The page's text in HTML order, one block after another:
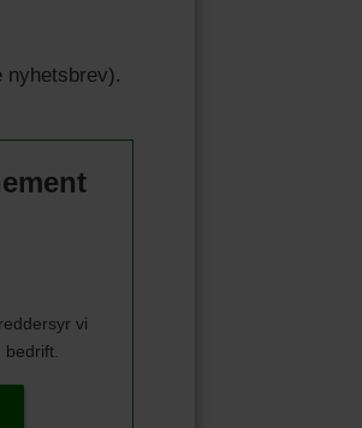
nyhetsbrev).
vi